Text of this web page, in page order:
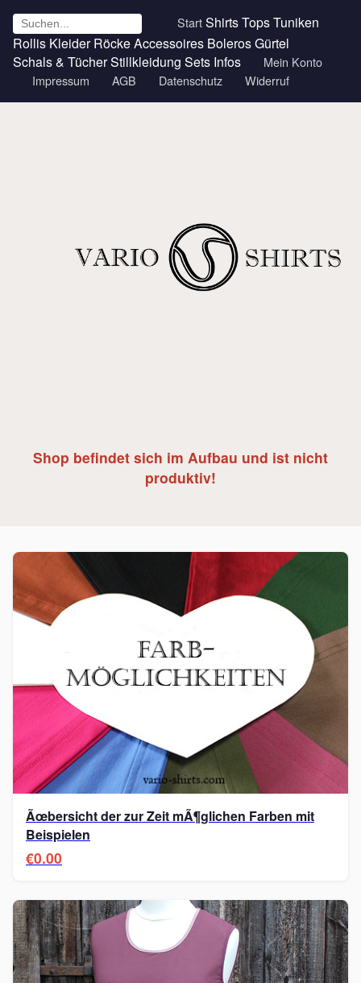
StartShirtsTopsTuniken
Rollis Kleider RöckeAccessoires BolerosGürtel
Schals & TücherStillkleidung Sets Infos
Mein Konto
Impressum
AGB Datenschutz Widerruf
Shop befindet sich im Aufbau und ist nicht
produktiv!
Ãœbersicht der zur Zeit mÃ¶glichen Farben mit
Beispielen
€0.00